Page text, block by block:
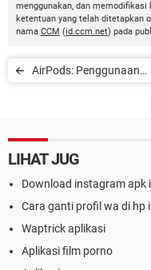
menggunakan, dan
ketentuan yang telah ditetapkan
nama CCM (id.ccm.net) pada
AirPods: Penggunaan
LIHAT JUG
Download instagram apk
Cara ganti profil wa di hp
Waptrick aplikasi
Aplikasi film porno